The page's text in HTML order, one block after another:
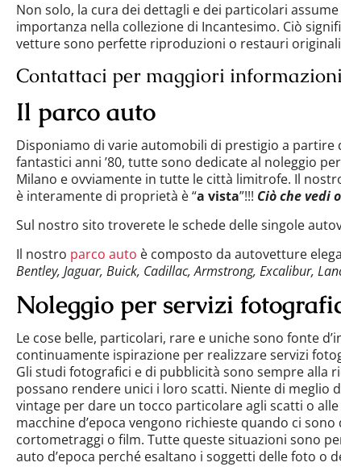
Non solo, la cura dei dettagli e dei particolari
importanza nella collezione di Incantesimo. Ciò
vetture sono perfette riproduzioni o restauri
Contattaci per maggiori informazioni
Il parco auto
Disponiamo di varie automobili di prestigio a partire
fantastici anni ’80, tutte sono dedicate al noleggio
Milano e ovviamente in tutte le città limitrofe. Il
è interamente di proprietà è “a vista”!!! Ciò che vedi
Sul nostro sito troverete le schede delle singole
Il nostro parco auto è composto da autovetture
Bentley, Jaguar, Buick, Cadillac, Armstrong, Excalibur,
Noleggio per servizi
Le cose belle, particolari, rare e uniche sono fonte
continuamente ispirazione per realizzare servizi
Gli studi fotografici e di pubblicità sono sempre alla
possano rendere unici i loro scatti. Niente di meglio
vintage per dare un tocco particolare agli scatti o
macchine d’epoca vengono richieste quando ci
cortometraggi o film. Tutte queste situazioni sono
auto d’epoca perché esaltano i soggetti delle foto o